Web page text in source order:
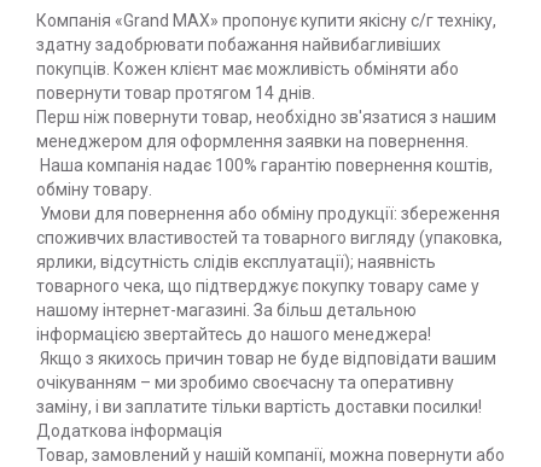
Компанія «Grand MAX» пропонує купити якісну c/г техніку,
здатну задобрювати побажання найвибагливіших
покупців. Кожен клієнт має можливість обміняти або
повернути товар протягом 14 днів.
Перш ніж повернути товар, необхідно зв'язатися з нашим
менеджером для оформлення заявки на повернення.
Наша компанія надає 100% гарантію повернення коштів,
обміну товару.
Умови для повернення або обміну продукції: збереження
споживчих властивостей та товарного вигляду (упаковка,
ярлики, відсутність слідів експлуатації); наявність
товарного чека, що підтверджує покупку товару саме у
нашому інтернет-магазині. За більш детальною
інформацією звертайтесь до нашого менеджера!
Якщо з якихось причин товар не буде відповідати вашим
очікуванням – ми зробимо своєчасну та оперативну
заміну, і ви заплатите тільки вартість доставки посилки!
Додаткова інформація
Товар, замовлений у нашій компанії, можна повернути або